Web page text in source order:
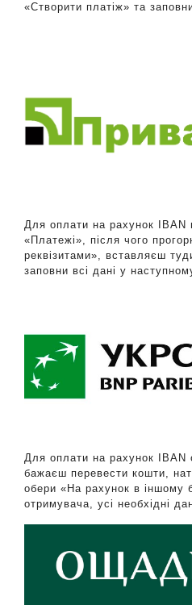
«Створити платіж» та
Для оплати на рахунок IBAN
«Платежі», після чого
реквізитами», вставляєш
заповни всі дані у наступному
Для оплати на рахунок IBAN
бажаєш перевести кошти,
обери «На рахунок в іншому
отримувача, усі необхідні